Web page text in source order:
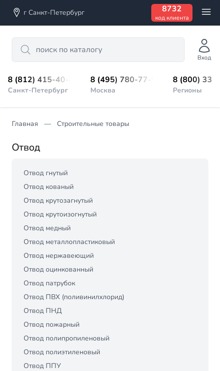
г Санкт-Петербург 8732
код клиента
Search
Вход
8 (812) 415-40-45
Санкт-Петербург
8 (495) 780-77-98
Москва
8 (800)
Регионы
Главная Строительные товары
Отвод
Отвод гнутый
Отвод кованый
Отвод крутозагнутый
Отвод крутоизогнутый
Отвод медный
Отвод металлопластиковый
Отвод нержавеющий
Отвод оцинкованный
Отвод патрубок
Отвод ПВХ (поливинилхлорид)
Отвод ПНД
Отвод пожарный
Отвод полипропиленовый
Отвод полиэтиленовый
Отвод ППУ